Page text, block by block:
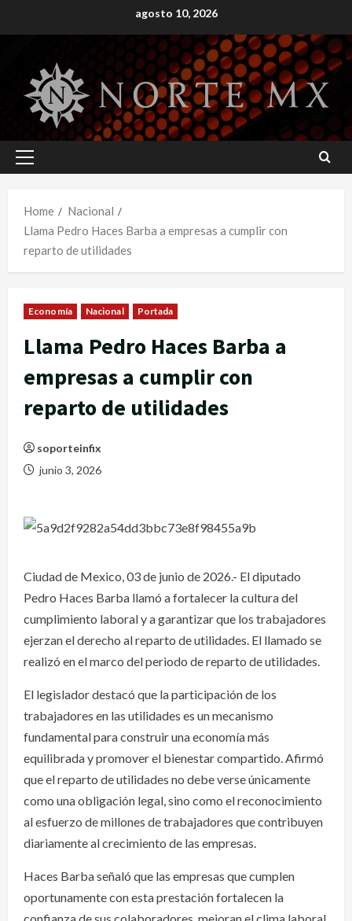
to
agosto 10, 2026
Primary
Home
Nacional
Llama Pedro Haces Barba a empresas a cumplir con
reparto de utilidades
Economía Nacional Portada
Llama Pedro Haces Barba a
empresas a cumplir con
reparto de utilidades
soporteinfix
junio 3, 2026
Ciudad de Mexico, 03 de junio de 2026.- El diputado
Pedro Haces Barba llamó a fortalecer la cultura del
cumplimiento laboral y a garantizar que los trabajadores
ejerzan el derecho al reparto de utilidades. El llamado se
realizó en el marco del periodo de reparto de utilidades.
El legislador destacó que la participación de los
trabajadores en las utilidades es un mecanismo
fundamental para construir una economía más
equilibrada y promover el bienestar compartido. Afirmó
que el reparto de utilidades no debe verse únicamente
como una obligación legal, sino como el reconocimiento
al esfuerzo de millones de trabajadores que contribuyen
diariamente al crecimiento de las empresas.
Haces Barba señaló que las empresas que cumplen
oportunamente con esta prestación fortalecen la